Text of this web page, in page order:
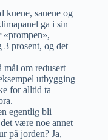
kuene, sauene og
ga i sin
«prompen»,
prosent, og det
mål om redusert
utbygging
for alltid ta
egentlig bli
være noe annet
på jorden? Ja,